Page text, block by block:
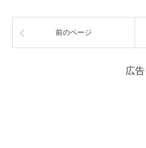
前のページ
広告